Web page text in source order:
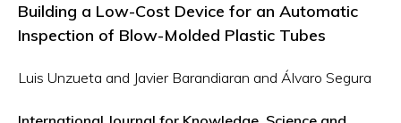
Building a Low-Cost Device for an Automatic
Inspection of Blow-Molded Plastic Tubes
Luis Unzueta and Javier Barandiaran and Álvaro Segura